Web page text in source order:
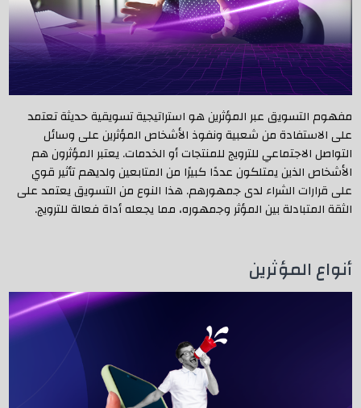
مفهوم التسويق عبر المؤثرين هو استراتيجية تسويقية حديثة تعتمد
على الاستفادة من شعبية ونفوذ الأشخاص المؤثرين على وسائل
التواصل الاجتماعي للترويج للمنتجات أو الخدمات. يعتبر المؤثرون هم
الأشخاص الذين يمتلكون عددًا كبيرًا من المتابعين ولديهم تأثير قوي
على قرارات الشراء لدى جمهورهم. هذا النوع من التسويق يعتمد على
الثقة المتبادلة بين المؤثر وجمهوره، مما يجعله أداة فعالة للترويج.
أنواع المؤثرين